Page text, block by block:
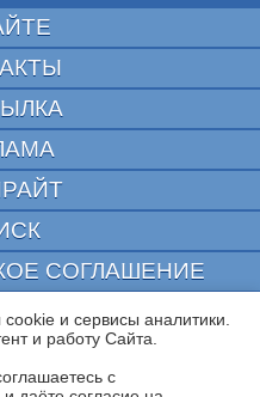
СОГЛАШЕНИЕ
CURATOR
издание "3ДНьюс" | Свидетельство о
законодательства в сфере
и сервисы аналитики.
и работу Cайта.
с